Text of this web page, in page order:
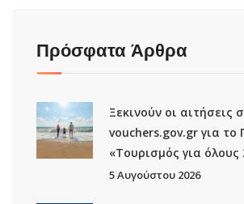
Πρόσφατα Άρθρα
Ξεκινούν οι αιτήσεις
vouchers.gov.gr για το
«Τουρισμός για όλους
5 Αυγούστου 2026